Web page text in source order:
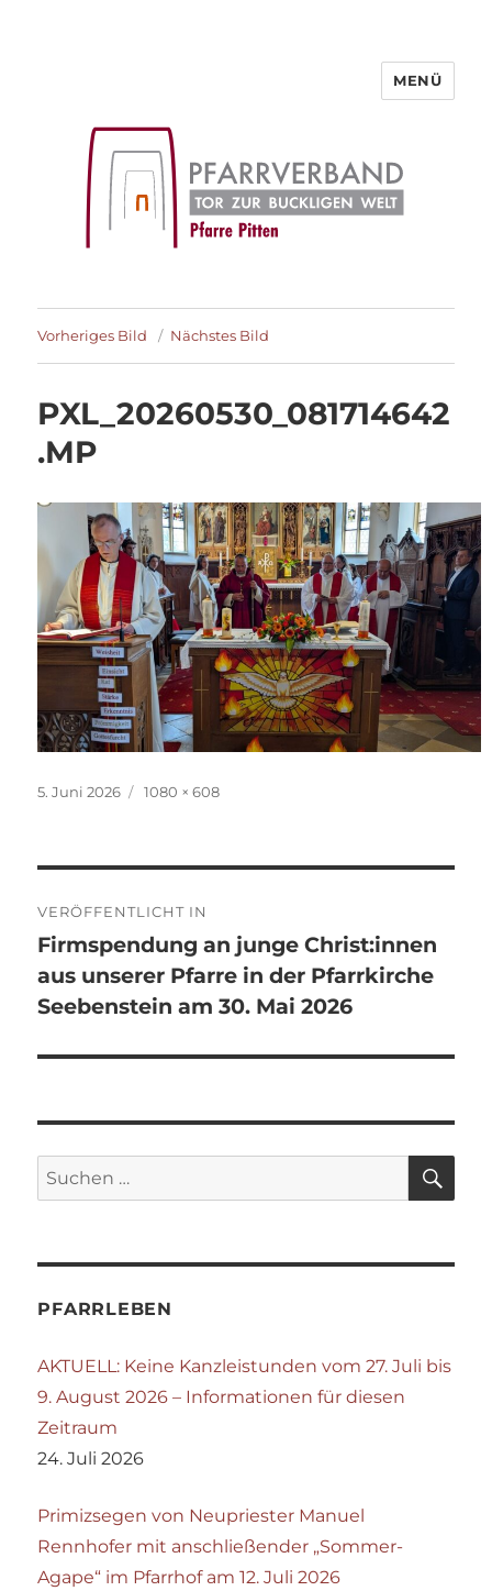
MENÜ
Vorheriges Bild Nächstes Bild
PXL_20260530_081714642
.MP
Veröffentlicht
5. Juni 2026 Originalgröße
1080 × 608
VERÖFFENTLICHT IN
Firmspendung an junge Christ:innen
aus unserer Pfarre in der Pfarrkirche
Seebenstein am 30. Mai 2026
Suchen
nach:
PFARRLEBEN
AKTUELL: Keine Kanzleistunden vom 27. Juli bis
9. August 2026 – Informationen für diesen
Zeitraum
24. Juli 2026
Primizsegen von Neupriester Manuel
Rennhofer mit anschließender „Sommer-
Agape“ im Pfarrhof am 12. Juli 2026